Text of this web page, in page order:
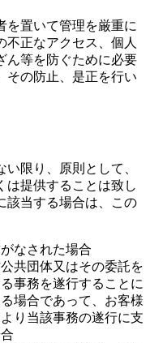
を置いて管理を厳重に
不正なアクセス、個人
ん等を防ぐために必要
その防止、是正を行い
限り、原則として、
は提供することは致し
該当する場合は、この
なされた場合
共団体又はその委託を
事務を遂行することに
場合であって、お客様
り当該事務の遂行に支